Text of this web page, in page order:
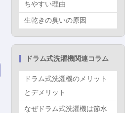
ちやすい理由
生乾きの臭いの原因
ドラム式洗濯機関連コラム
ドラム式洗濯機のメリット
とデメリット
なぜドラム式洗濯機は節水